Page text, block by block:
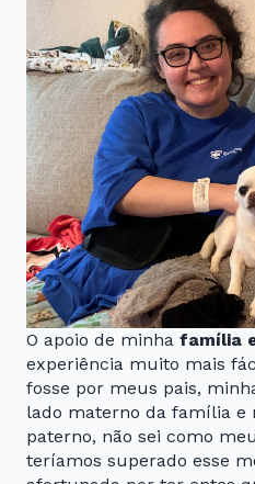
O apoio de minha família
experiência muito mais
fosse por meus pais,
lado materno da família e
paterno, não sei como
teríamos superado esse